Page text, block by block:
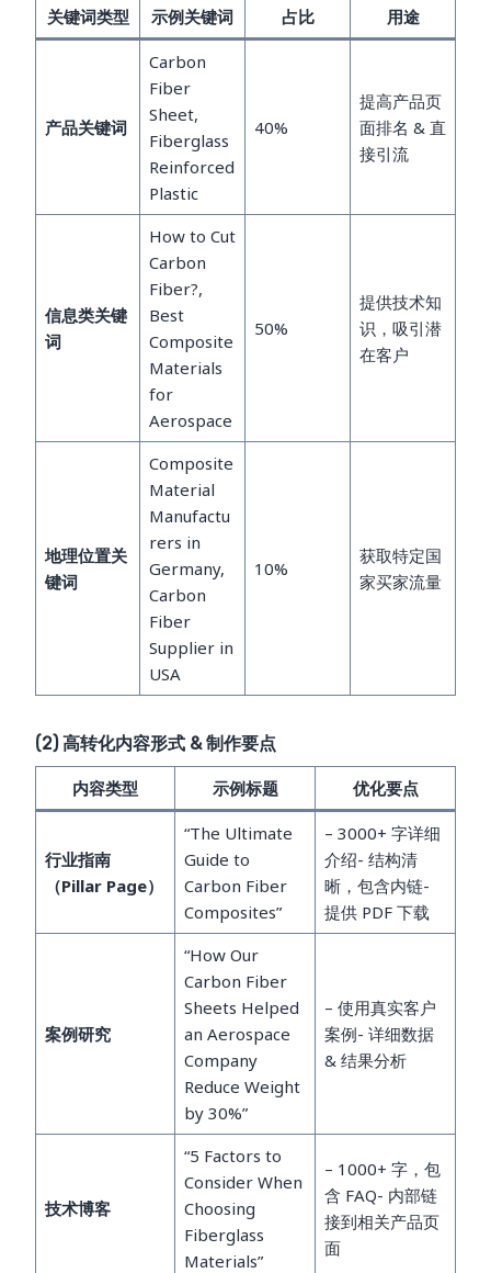
关键词类型 示例关键词 占比 用途
产品关键词
Carbon
Fiber
Sheet,
Fiberglass
Reinforced
Plastic
40%
提高产品页
面排名 & 直
接引流
信息类关键
词
How to Cut
Carbon
Fiber?,
Best
Composite
Materials
for
Aerospace
50%
提供技术知
识，吸引潜
在客户
地理位置关
键词
Composite
Material
Manufactu
rers in
Germany,
Carbon
Fiber
Supplier in
USA
10%
获取特定国
家买家流量
(2) 高转化内容形式 & 制作要点
内容类型 示例标题 优化要点
行业指南
（Pillar Page）
“The Ultimate
Guide to
Carbon Fiber
Composites”
– 3000+ 字详细
介绍- 结构清
晰，包含内链-
提供 PDF 下载
案例研究
“How Our
Carbon Fiber
Sheets Helped
an Aerospace
Company
Reduce Weight
by 30%”
– 使用真实客户
案例- 详细数据
& 结果分析
技术博客
“5 Factors to
Consider When
Choosing
Fiberglass
Materials”
– 1000+ 字，包
含 FAQ- 内部链
接到相关产品页
面